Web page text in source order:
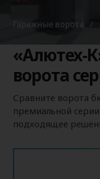
Гаражные ворота
ворота
Сравните ворота
премиальной
подходящее